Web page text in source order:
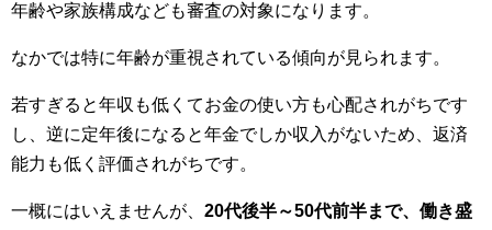
年齢や家族構成なども審査の対象になります。
なかでは特に年齢が重視されている傾向が見られます。
若すぎると年収も低くてお金の使い方も心配されがちです
し、逆に定年後になると年金でしか収入がないため、返済
能力も低く評価されがちです。
一概にはいえませんが、 20代後半～50代前半まで、働き盛